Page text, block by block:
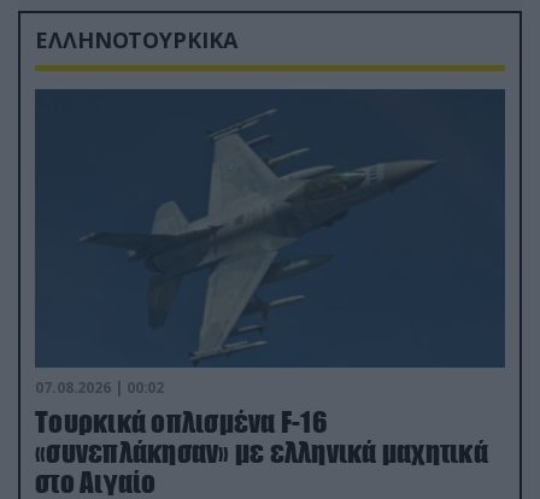
ΕΛΛΗΝΟΤΟΥΡΚΙΚΑ
07.08.2026 | 00:02
Τουρκικά οπλισμένα F-16
«συνεπλάκησαν» με ελληνικά μαχητικά
στο Αιγαίο